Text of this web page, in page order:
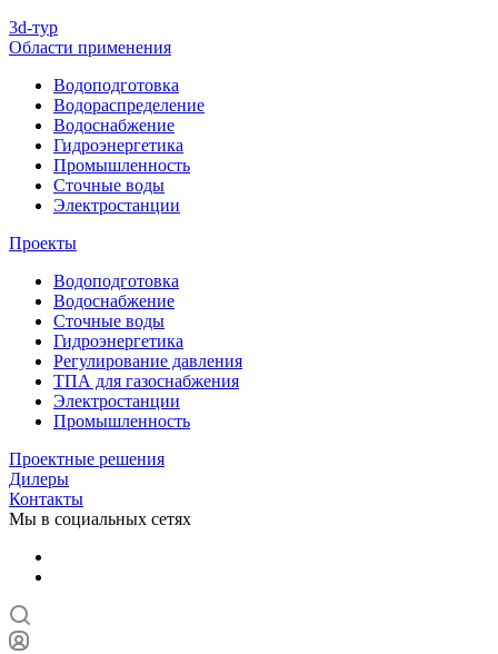
3d-тур
Области применения
Водоподготовка
Водораспределение
Водоснабжение
Гидроэнергетика
Промышленность
Сточные воды
Электростанции
Проекты
Водоподготовка
Водоснабжение
Сточные воды
Гидроэнергетика
Регулирование давления
ТПА для газоснабжения
Электростанции
Промышленность
Проектные решения
Дилеры
Контакты
Мы в социальных сетях